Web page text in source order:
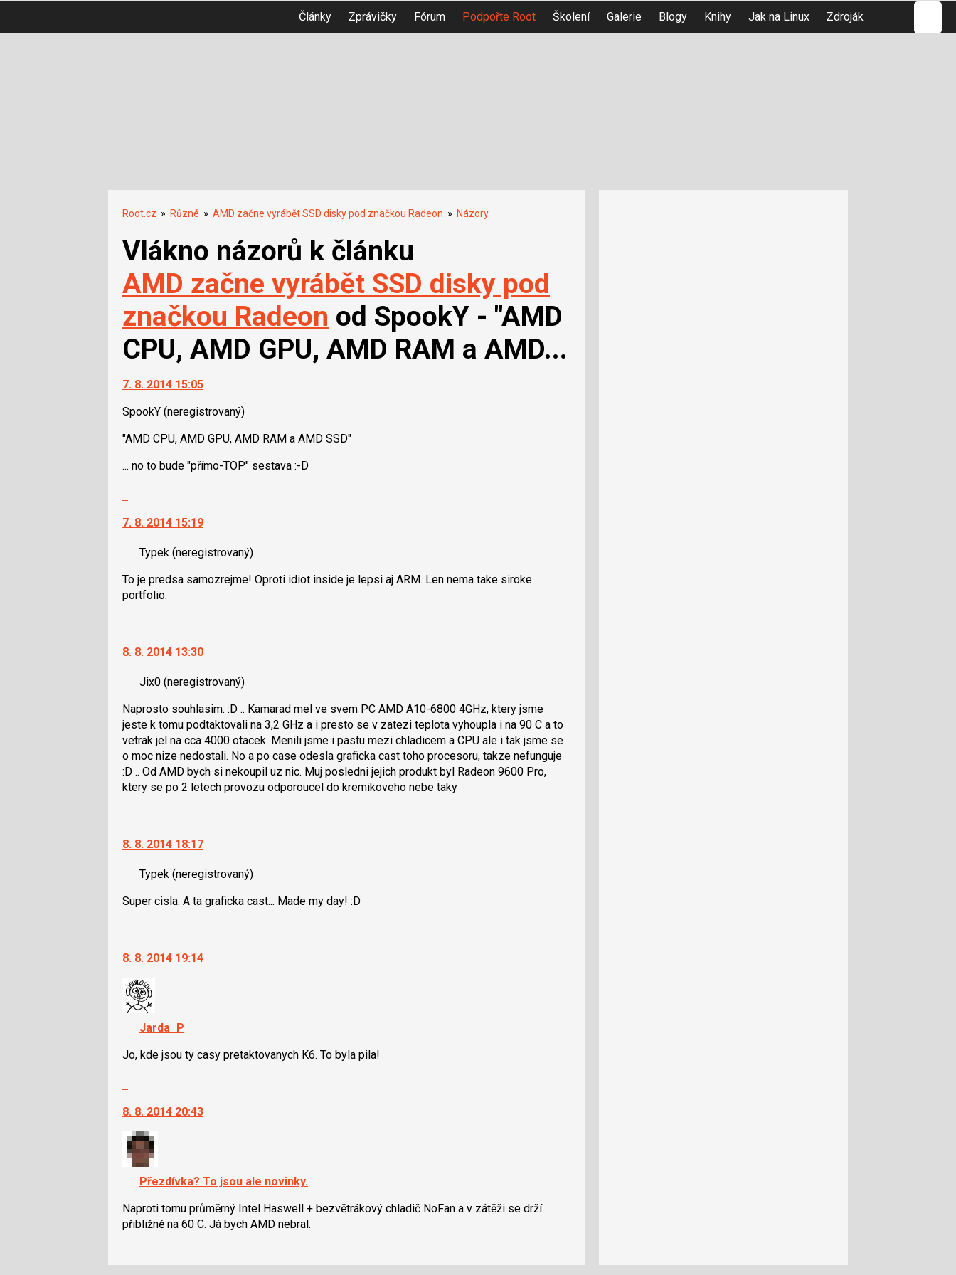
Články Zprávičky Fórum Podpořte Root Školení Galerie Blogy Knihy Jak na Linux Zdroják
Root.cz » Různé » AMD začne vyrábět SSD disky pod značkou Radeon » Názory
Vlákno názorů k článku
AMD začne vyrábět SSD disky pod
značkou Radeon od SpookY - "AMD
CPU, AMD GPU, AMD RAM a AMD...
7. 8. 2014 15:05
SpookY (neregistrovaný)
"AMD CPU, AMD GPU, AMD RAM a AMD SSD"
... no to bude "přímo-TOP" sestava :-D
další
názor.
navigaci
lze
klávesy
pro
a
P
pro
předchozí
nový
názor
7. 8. 2014 15:19
Typek (neregistrovaný)
To je predsa samozrejme! Oproti idiot inside je lepsi aj ARM. Len nema take siroke
portfolio.
další
názor.
navigaci
lze
použít
i
klávesy
N
pro
nový
8. 8. 2014 13:30
Jix0 (neregistrovaný)
Naprosto souhlasim. :D .. Kamarad mel ve svem PC AMD A10-6800 4GHz, ktery jsme
jeste k tomu podtaktovali na 3,2 GHz a i presto se v zatezi teplota vyhoupla i na 90 C a to
vetrak jel na cca 4000 otacek. Menili jsme i pastu mezi chladicem a CPU ale i tak jsme se
o moc nize nedostali. No a po case odesla graficka cast toho procesoru, takze nefunguje
:D .. Od AMD bych si nekoupil uz nic. Muj posledni jejich produkt byl Radeon 9600 Pro,
ktery se po 2 letech provozu odporoucel do kremikoveho nebe taky
další
názor.
navigaci
N
pro
následující
a
P
názor
8. 8. 2014 18:17
Typek (neregistrovaný)
Super cisla. A ta graficka cast... Made my day! :D
další
názor.
K
navigaci
lze
použít
pro
následující
a
P
pro
nový
názor
8. 8. 2014 19:14
Jarda_P
Jo, kde jsou ty casy pretaktovanych K6. To byla pila!
další
nový
názor.
K
navigaci
lze
použít
i
pro
8. 8. 2014 20:43
Přezdívka? To jsou ale novinky.
Naproti tomu průměrný Intel Haswell + bezvětrákový chladič NoFan a v zátěži se drží
přibližně na 60 C. Já bych AMD nebral.